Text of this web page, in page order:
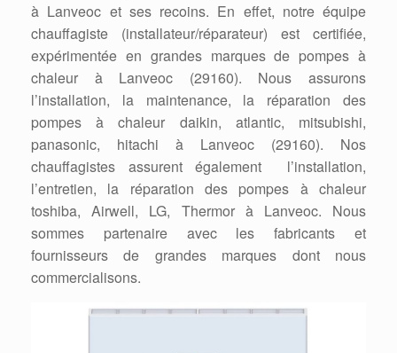
à Lanveoc et ses recoins. En effet, notre équipe
chauffagiste (installateur/réparateur) est certifiée,
expérimentée en grandes marques de pompes à
chaleur à Lanveoc (29160). Nous assurons
l’installation, la maintenance, la réparation des
pompes à chaleur daikin, atlantic, mitsubishi,
panasonic, hitachi à Lanveoc (29160). Nos
chauffagistes assurent également l’installation,
l’entretien, la réparation des pompes à chaleur
toshiba, Airwell, LG, Thermor à Lanveoc. Nous
sommes partenaire avec les fabricants et
fournisseurs de grandes marques dont nous
commercialisons.